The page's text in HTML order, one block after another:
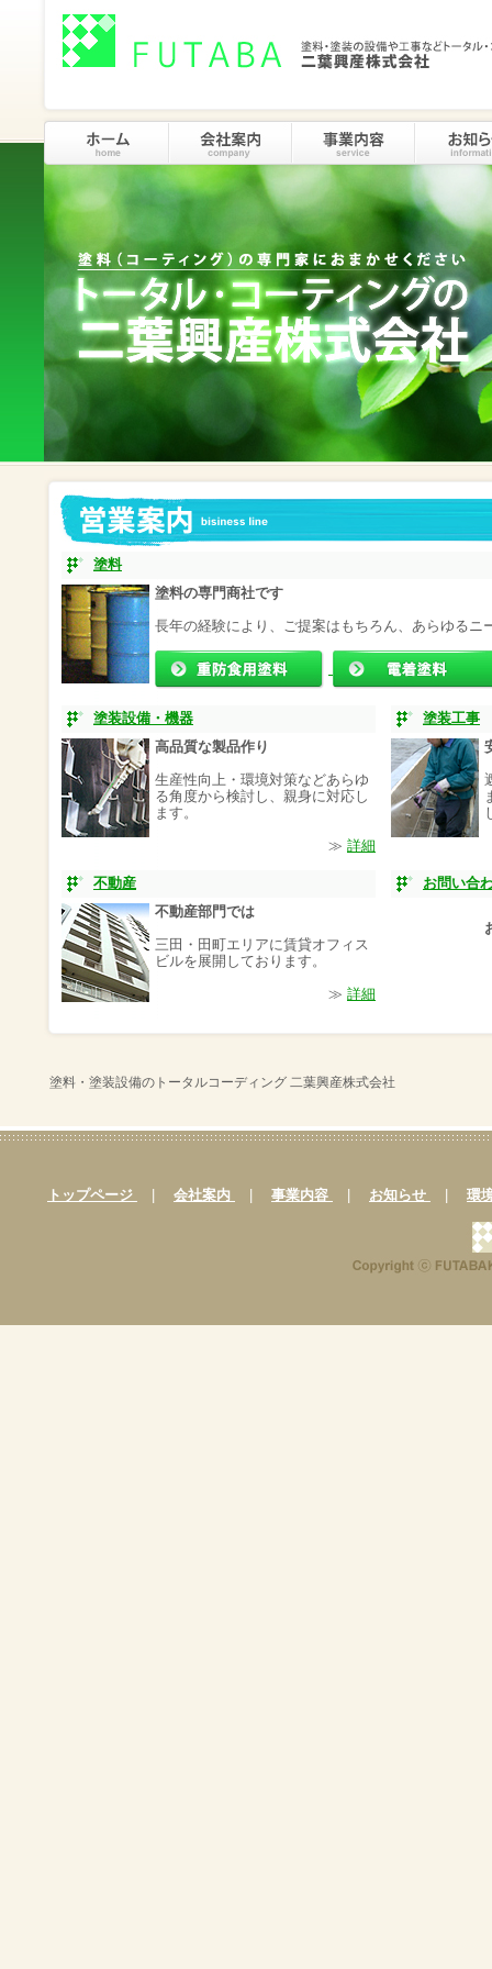
塗料
塗料の専門商社です
長年の経験により、ご提案はもちろん、あらゆるニ
塗装設備・機器
塗装工事
高品質な製品作り
生産性向上・環境対策などあらゆ
る角度から検討し、親身に対応し
ます。
≫ 詳細
不動産
お問い合
不動産部門では
三田・田町エリアに賃貸オフィス
ビルを展開しております。
≫ 詳細
塗料・塗装設備のトータルコーディング 二葉興産株式会社
トップページ 会社案内 事業内容 お知らせ 環